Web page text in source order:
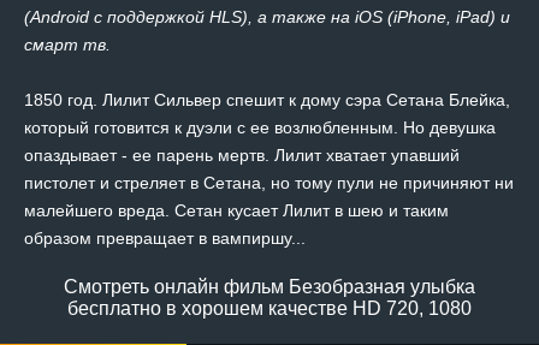
(Android с поддержкой HLS), а также на iOS (iPhone, iPad) и
смарт тв.
1850 год. Лилит Сильвер спешит к дому сэра Сетана Блейка,
который готовится к дуэли с ее возлюбленным. Но девушка
опаздывает - ее парень мертв. Лилит хватает упавший
пистолет и стреляет в Сетана, но тому пули не причиняют ни
малейшего вреда. Сетан кусает Лилит в шею и таким
образом превращает в вампиршу...
Смотреть онлайн фильм Безобразная улыбка
бесплатно в хорошем качестве HD 720, 1080